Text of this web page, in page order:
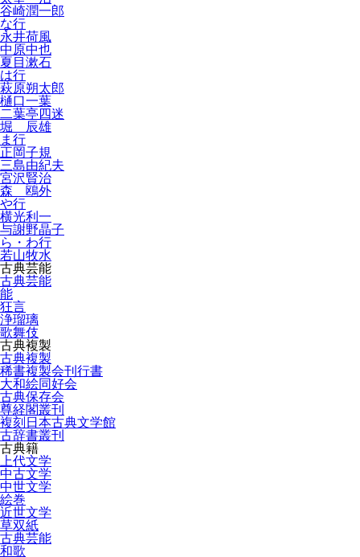
谷崎潤一郎
な行
永井荷風
中原中也
夏目漱石
は行
萩原朔太郎
樋口一葉
二葉亭四迷
堀 辰雄
ま行
正岡子規
三島由紀夫
宮沢賢治
森 鴎外
や行
横光利一
与謝野晶子
ら・わ行
若山牧水
古典芸能
古典芸能
能
狂言
浄瑠璃
歌舞伎
古典複製
古典複製
稀書複製会刊行書
大和絵同好会
古典保存会
尊経閣叢刊
複刻日本古典文学館
古辞書叢刊
古典籍
上代文学
中古文学
中世文学
絵巻
近世文学
草双紙
古典芸能
和歌